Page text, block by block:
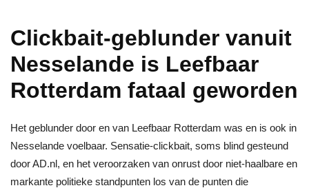
Clickbait-geblunder vanuit
Nesselande is Leefbaar
Rotterdam fataal geworden
Het geblunder door en van Leefbaar Rotterdam was en is ook in
Nesselande voelbaar. Sensatie-clickbait, soms blind gesteund
door AD.nl, en het veroorzaken van onrust door niet-haalbare en
markante politieke standpunten los van de punten die